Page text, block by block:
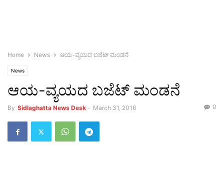
Home News ಆಯ-ವ್ಯಯದ ಬಜೆಟ್ ಮಂಡನೆ
News
ಆಯ-ವ್ಯಯದ ಬಜೆಟ್ ಮಂಡನೆ
By Sidlaghatta News Desk - March 31, 2016 0